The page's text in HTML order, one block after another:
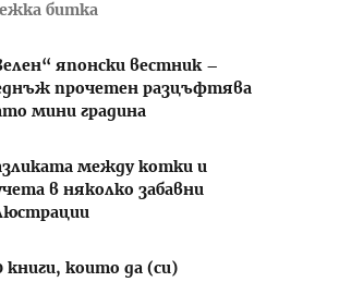
битка
японски вестник –
прочетен разцъфтява
мини градина
между котки и
в няколко забавни
книги, които да (си)